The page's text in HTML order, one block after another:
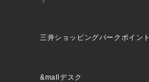
三井ショッピングパークポイント
&mallデスク